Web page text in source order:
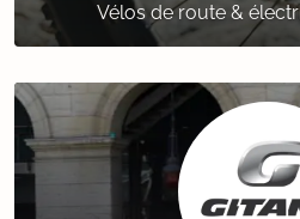
Vélos de route &